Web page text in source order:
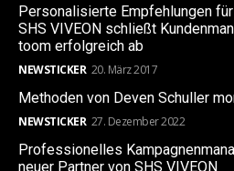
Personalisierte Empfehlungen
SHS VIVEON schließt
toom erfolgreich ab
NEWSTICKER 20. März 2017
Methoden von Deven Schuller
NEWSTICKER 27. Dezember 2022
Professionelles
neuer Partner von SHS VIVEON